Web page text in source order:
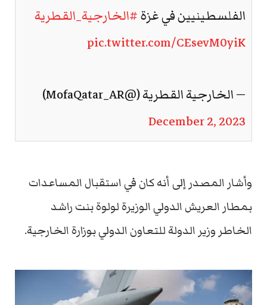
الفلسطينيين في غزة#الخارجية_القطرية
pic.twitter.com/CEsevM0yiK
— الخارجية القطرية (@MofaQatar_AR)
December 2, 2023
وأشار المصدر إلى أنه كان في استقبال المساعدات
بمطار العريش الدولي الوزيرة لولوة بنت راشد
الخاطر وزير الدولة للتعاون الدولي بوزارة الخارجية.